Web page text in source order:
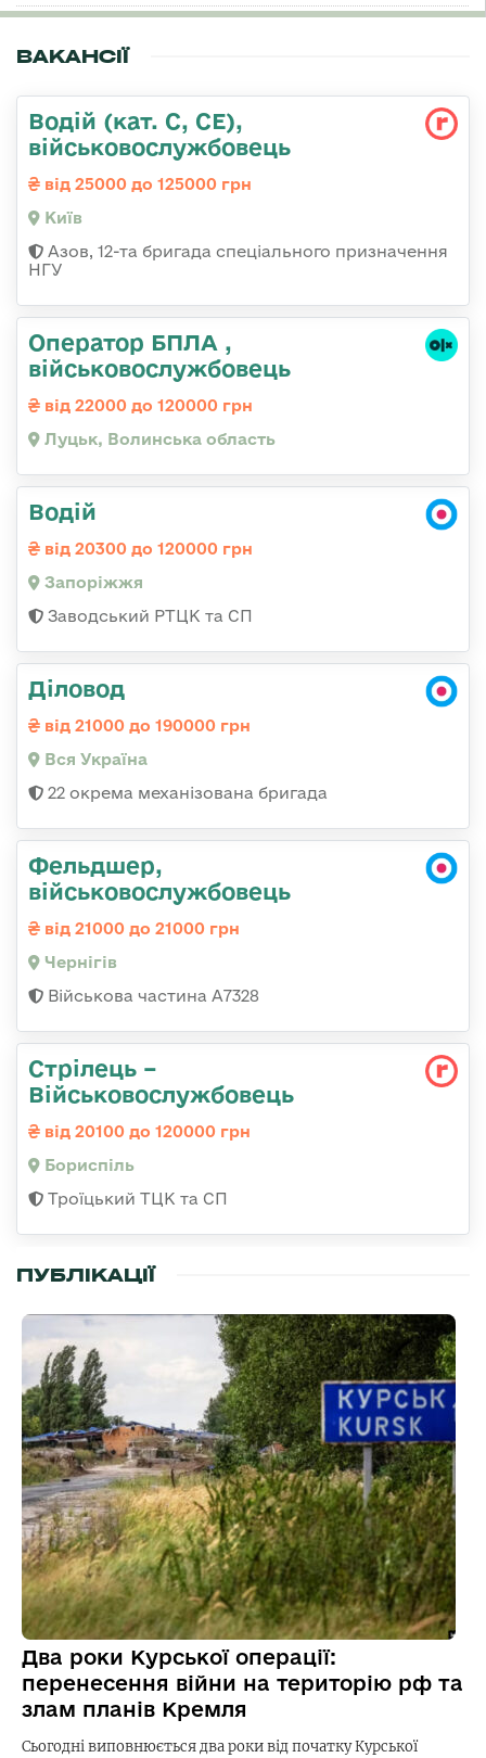
ВАКАНСІЇ
Водій (кат. С, СЕ),
військовослужбовець
від 25000 до 125000 грн
Київ
Азов, 12-та бригада спеціального призначення
НГУ
Оператор БПЛА ,
військовослужбовець
від 22000 до 120000 грн
Луцьк, Волинська область
Водій
від 20300 до 120000 грн
Запоріжжя
Заводський РТЦК та СП
Діловод
від 21000 до 190000 грн
Вся Україна
22 окрема механізована бригада
Фельдшер,
військовослужбовець
від 21000 до 21000 грн
Чернігів
Військова частина А7328
Стрілець –
Військовослужбовець
від 20100 до 120000 грн
Бориспіль
Троїцький ТЦК та СП
ПУБЛІКАЦІЇ
Два роки Курської операції:
перенесення війни на територію рф та
злам планів Кремля
Сьогодні виповнюється два роки від початку Курської